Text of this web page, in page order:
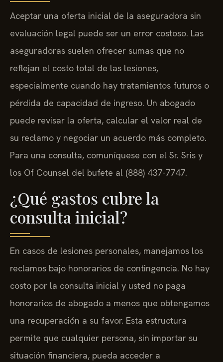
Aceptar una oferta inicial de la aseguradora sin
evaluación legal puede ser un error costoso. Las
aseguradoras suelen ofrecer sumas que no
reflejan el costo total de las lesiones,
especialmente cuando hay tratamientos futuros o
pérdida de capacidad de ingreso. Un abogado
puede revisar la oferta, calcular el valor real de
su reclamo y negociar un acuerdo más completo.
Para una consulta, comuníquese con el Sr. Sris y
los Of Counsel del bufete al (888) 437-7747.
¿Qué gastos cubre la
consulta inicial?
En casos de lesiones personales, manejamos los
reclamos bajo honorarios de contingencia. No hay
costo por la consulta inicial y usted no paga
honorarios de abogado a menos que obtengamos
una recuperación a su favor. Esta estructura
permite que cualquier persona, sin importar su
situación financiera, pueda acceder a